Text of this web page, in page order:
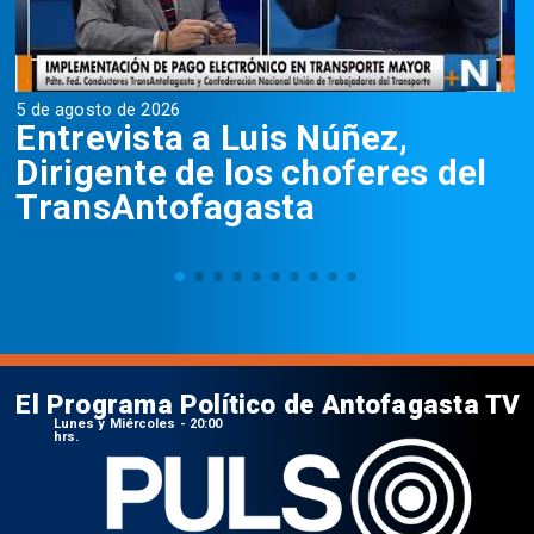
5 de agosto de 2026
Entrevista a Luis Núñez,
Dirigente de los choferes del
TransAntofagasta
El Programa Político de Antofagasta TV
Lunes y Miércoles - 20:00
hrs.